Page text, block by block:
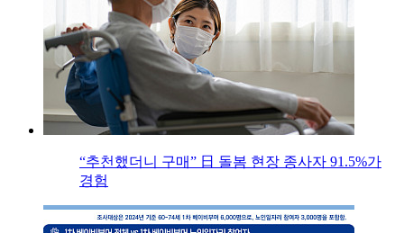
“추천했더니 구매” 日 돌봄 현장 종사자 91.5%가
경험